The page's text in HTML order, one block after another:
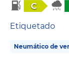
C
Etiquetado
Neumático de